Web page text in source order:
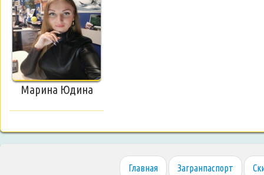
Марина Юдина
Главная Загранпаспорт